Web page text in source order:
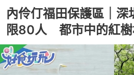
內伶仃福田保護區｜深
限80人 都市中的紅樹